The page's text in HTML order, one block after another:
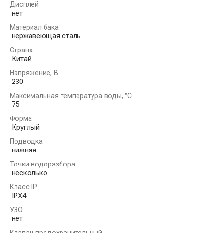
Дисплей
нет
Материал бака
нержавеющая сталь
Страна
Китай
Напряжение, В
230
Максимальная температура воды, °С
75
Форма
Круглый
Подводка
нижняя
Точки водоразбора
несколько
Класс IP
IPX4
УЗО
нет